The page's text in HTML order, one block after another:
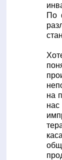
По
на